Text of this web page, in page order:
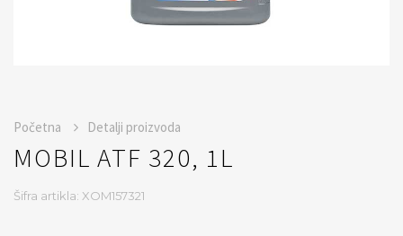
Početna Detalji proizvoda
MOBIL ATF 320, 1L
Šifra artikla: XOM157321